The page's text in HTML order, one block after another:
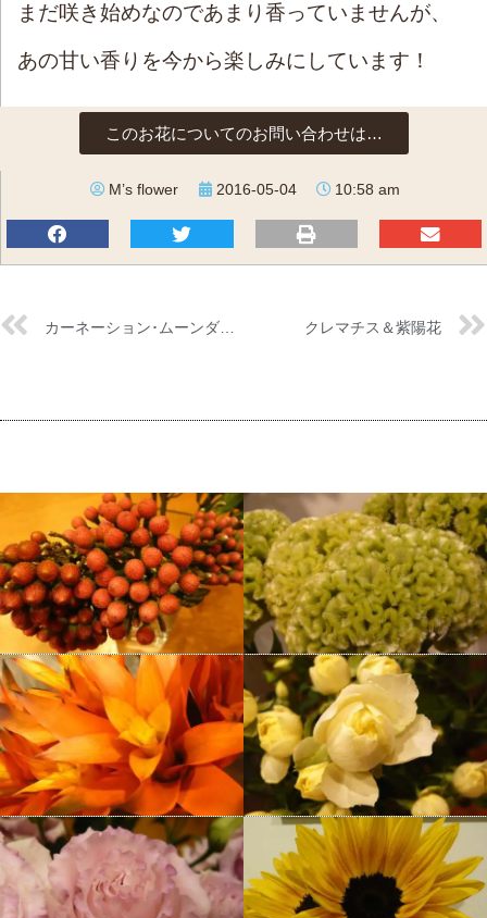
まだ咲き始めなのであまり香っていませんが、
あの甘い香りを今から楽しみにしています！
このお花についてのお問い合わせは…
M’s flower 2016-05-04 10:58 am
クレマチス＆紫陽花